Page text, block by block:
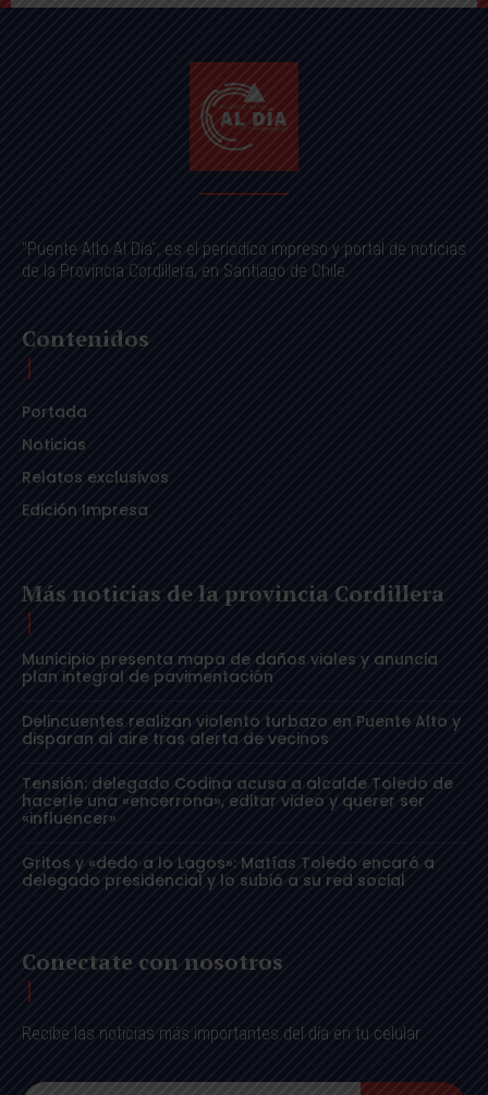
"Puente Alto Al Día", es el periódico impreso y portal de noticias
de la Provincia Cordillera, en Santiago de Chile.
Contenidos
Portada
Noticias
Relatos exclusivos
Edición Impresa
Más noticias de la provincia Cordillera
Municipio presenta mapa de daños viales y anuncia
plan integral de pavimentación
Delincuentes realizan violento turbazo en Puente Alto y
disparan al aire tras alerta de vecinos
Tensión: delegado Codina acusa a alcalde Toledo de
hacerle una «encerrona», editar video y querer ser
«influencer»
Gritos y «dedo a lo Lagos»: Matías Toledo encaró a
delegado presidencial y lo subió a su red social
Conectate con nosotros
Recibe las noticias más importantes del día en tu celular